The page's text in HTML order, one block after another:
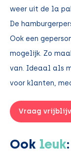
weer uit de la
De
Ook een
mogelijk. Zo
van. Ideaal als
voor klanten,
Vraag
Ook leuk: